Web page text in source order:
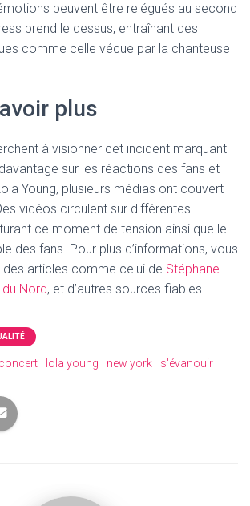
peuvent être relégués au second
prend le dessus, entraînant des
comme celle vécue par la chanteuse
plus
à visionner cet incident marquant
sur les réactions des fans et
Young, plusieurs médias ont couvert
vidéos circulent sur différentes
ce moment de tension ainsi que le
des fans. Pour plus d’informations, vous
articles comme celui de Stéphane
Nord, et d’autres sources fiables.
concert lola young new york s'évanouir